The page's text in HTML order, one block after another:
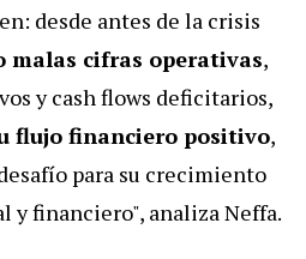
desde antes de la crisis
malas cifras operativas,
y cash flows deficitarios,
flujo financiero positivo,
para su crecimiento
y financiero", analiza Neffa.